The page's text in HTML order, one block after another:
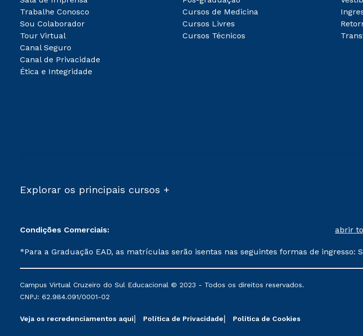
Trabalhe Conosco
Sou Colaborador
Tour Virtual
Canal Seguro
Canal de Privacidade
Ética e Integridade
Cursos de Medicina
Cursos Livres
Cursos Técnicos
Explorar os principais cursos +
Condições Comerciais: abrir
*Para a Graduação EAD, as matrículas serão isentas nas seguintes formas de ingresso:
mantidos conforme negociação. Descontos institucionais poderão sofrer alterações
serviços.
Campus Virtual Cruzeiro do Sul Educacional © 2023 - Todos os direitos reservados.
CNPJ: 62.984.091/0001-02
Veja os recredenciamentos aqui Política de Privacidade Política de Cookies